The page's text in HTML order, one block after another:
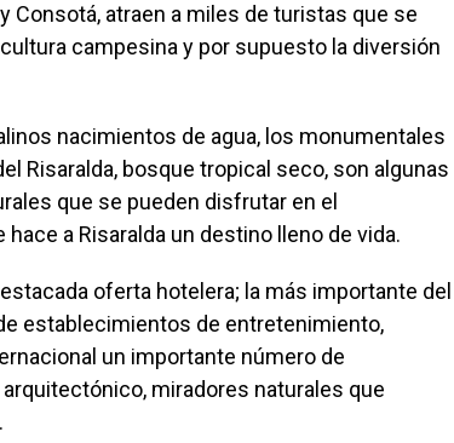
Consotá, atraen a miles de turistas que se
campesina y por supuesto la diversión
nacimientos de agua, los monumentales
Risaralda, bosque tropical seco, son algunas
que se pueden disfrutar en el
a Risaralda un destino lleno de vida.
oferta hotelera; la más importante del
establecimientos de entretenimiento,
un importante número de
miradores naturales que